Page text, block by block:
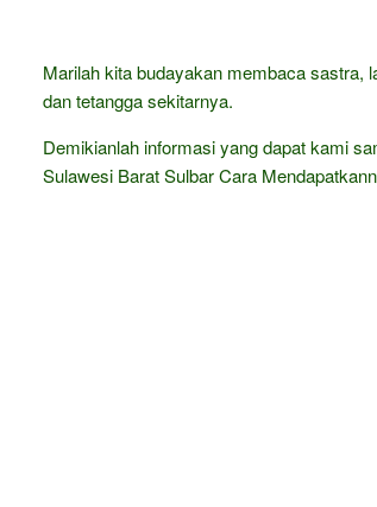
Marilah kita budayakan membaca sastra,
dan tetangga sekitarnya.
Demikianlah informasi yang dapat kami
Sulawesi Barat Sulbar Cara